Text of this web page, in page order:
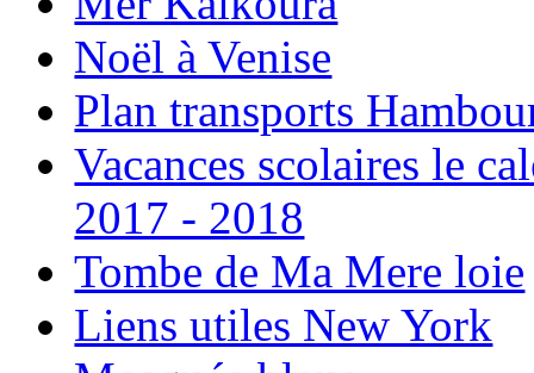
Noël à Venise
Plan transports
Vacances scolaires le
2017 - 2018
Tombe de Ma Mere loie
Liens utiles New York